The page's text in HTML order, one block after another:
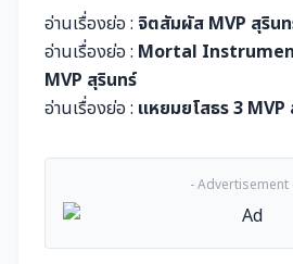
อ่านเรื่องย่อ : จิตสัมผัส MVP สุริน
อ่านเรื่องย่อ : Mortal
MVP สุรินทร์
อ่านเรื่องย่อ : แหยมยโสธร 3 MVP
- Advertisement